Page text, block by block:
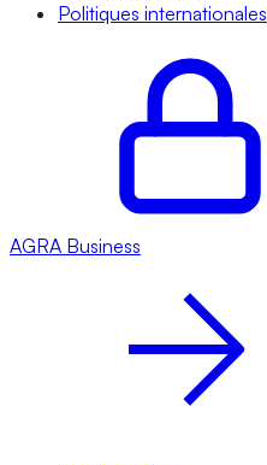
Politiques internationales
AGRA Business